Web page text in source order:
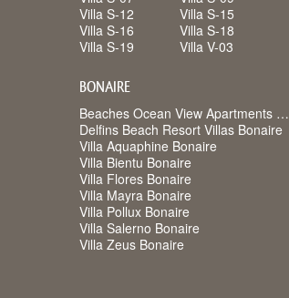
Villa S-12
Villa S-15
Villa S-16
Villa S-18
Villa S-19
Villa V-03
BONAIRE
Beaches Ocean View Apartments Bonaire
Delfins Beach Resort Villas Bonaire
Villa Aquaphine Bonaire
Villa Bientu Bonaire
Villa Flores Bonaire
Villa Mayra Bonaire
Villa Pollux Bonaire
Villa Salerno Bonaire
Villa Zeus Bonaire